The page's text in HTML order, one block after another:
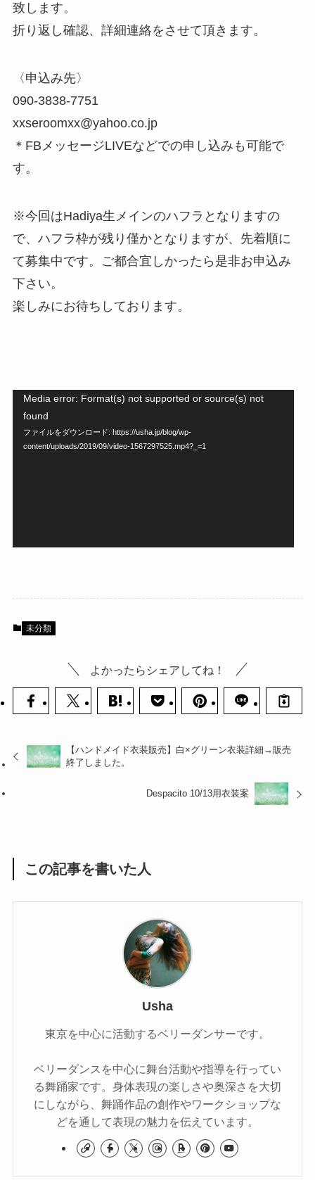
致します。
折り返し確認、詳細連絡をさせて頂きます。
〈申込み先〉
090-3838-7751
xxseroomxx@yahoo.co.jp
＊FBメッセージLIVEなどでの申し込みも可能で
す。
※今回はHadiya生メインのハフラとなりますの
で、ハフラ枠が残り僅かとなりますが、先着順に
て募集中です。ご都合宜しかったら是非お申込み
下さい。
楽しみにお待ちしております。
動
画
プ
Media error: Format(s) not supported or source(s) not
found
ファイルをダウンロード: https://usha.jp/blog/wp-
content/uploads/2019/09/video-1567297525.mp4?_=1
未分類
よかったらシェアしてね！
【ハンドメイド衣装販売】白×グリーン衣装詳細→販売
終了しました。
Despacito 10/13用衣装案
この記事を書いた人
Usha
東京を中心に活動するベリーダンサーです。
ベリーダンスを中心に舞台活動や指導を行ってい
る舞踊家です。身体表現の楽しさや奥深さを大切
にしながら、舞踊作品の創作やワークショップな
どを通して表現の魅力を伝えています。